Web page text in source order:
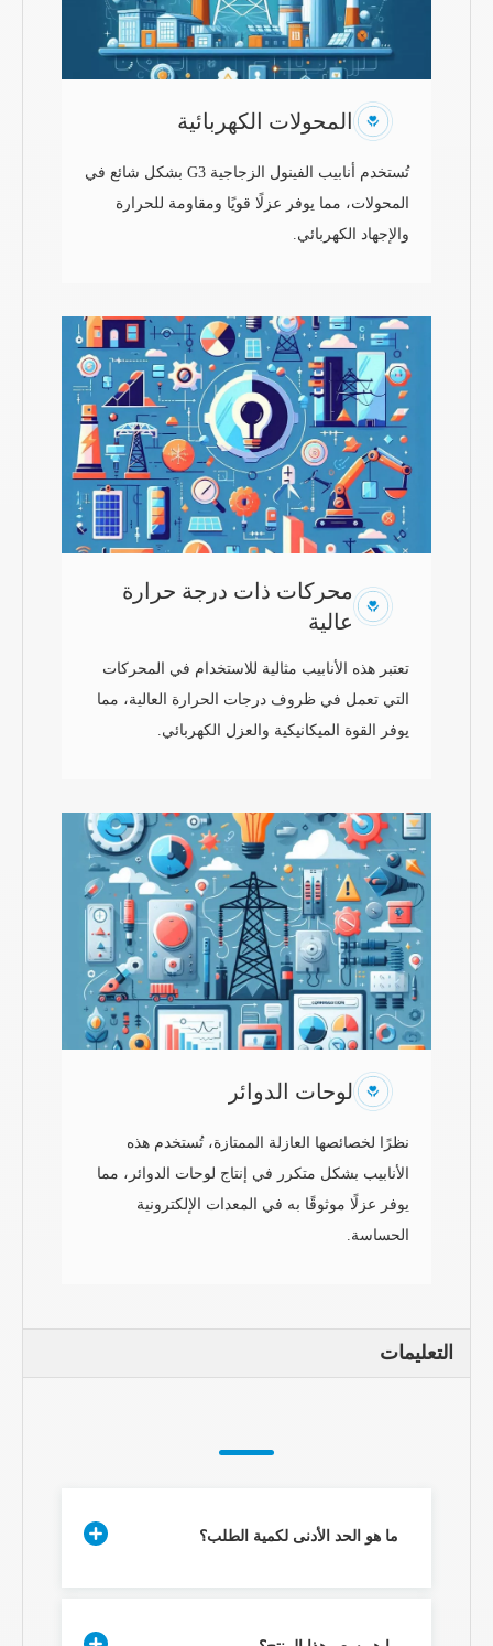
المحولات الكهربائية
تُستخدم أنابيب الفينول الزجاجية G3 بشكل شائع في
المحولات، مما يوفر عزلًا قويًا ومقاومة للحرارة
والإجهاد الكهربائي.
محركات ذات درجة حرارة
عالية
تعتبر هذه الأنابيب مثالية للاستخدام في المحركات
التي تعمل في ظروف درجات الحرارة العالية، مما
يوفر القوة الميكانيكية والعزل الكهربائي.
لوحات الدوائر
نظرًا لخصائصها العازلة الممتازة، تُستخدم هذه
الأنابيب بشكل متكرر في إنتاج لوحات الدوائر، مما
يوفر عزلًا موثوقًا به في المعدات الإلكترونية
الحساسة.
التعليمات
ما هو الحد الأدنى لكمية الطلب؟